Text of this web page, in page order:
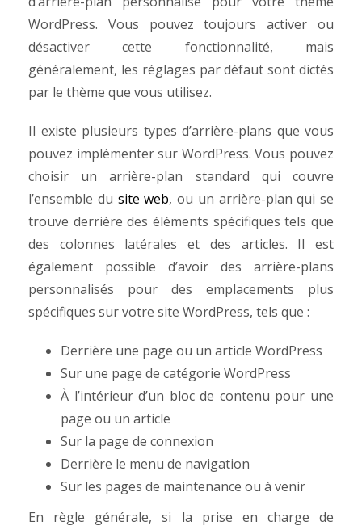
WordPress. Vous pouvez toujours activer ou
désactiver cette fonctionnalité, mais
généralement, les réglages par défaut sont dictés
par le thème que vous utilisez.
Il existe plusieurs types d’arrière-plans que vous
pouvez implémenter sur WordPress. Vous pouvez
choisir un arrière-plan standard qui couvre
l’ensemble du site web, ou un arrière-plan qui se
trouve derrière des éléments spécifiques tels que
des colonnes latérales et des articles. Il est
également possible d’avoir des arrière-plans
personnalisés pour des emplacements plus
spécifiques sur votre site WordPress, tels que :
Derrière une page ou un article WordPress
Sur une page de catégorie WordPress
À l’intérieur d’un bloc de contenu pour une
page ou un article
Sur la page de connexion
Derrière le menu de navigation
Sur les pages de maintenance ou à venir
En règle générale, si la prise en charge de